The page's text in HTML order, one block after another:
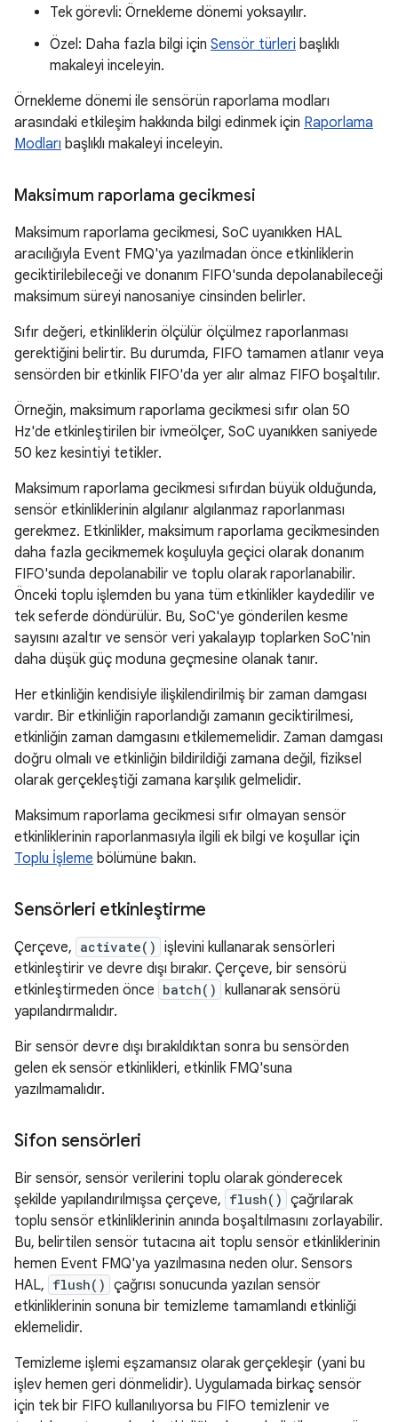
Tek görevli: Örnekleme dönemi yoksayılır.
Özel: Daha fazla bilgi için Sensör türleri başlıklı
makaleyi inceleyin.
Örnekleme dönemi ile sensörün raporlama modları
arasındaki etkileşim hakkında bilgi edinmek için Raporlama
Modları başlıklı makaleyi inceleyin.
Maksimum raporlama gecikmesi
Maksimum raporlama gecikmesi, SoC uyanıkken HAL
aracılığıyla Event FMQ'ya yazılmadan önce etkinliklerin
geciktirilebileceği ve donanım FIFO'sunda depolanabileceği
maksimum süreyi nanosaniye cinsinden belirler.
Sıfır değeri, etkinliklerin ölçülür ölçülmez raporlanması
gerektiğini belirtir. Bu durumda, FIFO tamamen atlanır veya
sensörden bir etkinlik FIFO'da yer alır almaz FIFO boşaltılır.
Örneğin, maksimum raporlama gecikmesi sıfır olan 50
Hz'de etkinleştirilen bir ivmeölçer, SoC uyanıkken saniyede
50 kez kesintiyi tetikler.
Maksimum raporlama gecikmesi sıfırdan büyük olduğunda,
sensör etkinliklerinin algılanır algılanmaz raporlanması
gerekmez. Etkinlikler, maksimum raporlama gecikmesinden
daha fazla gecikmemek koşuluyla geçici olarak donanım
FIFO'sunda depolanabilir ve toplu olarak raporlanabilir.
Önceki toplu işlemden bu yana tüm etkinlikler kaydedilir ve
tek seferde döndürülür. Bu, SoC'ye gönderilen kesme
sayısını azaltır ve sensör veri yakalayıp toplarken SoC'nin
daha düşük güç moduna geçmesine olanak tanır.
Her etkinliğin kendisiyle ilişkilendirilmiş bir zaman damgası
vardır. Bir etkinliğin raporlandığı zamanın geciktirilmesi,
etkinliğin zaman damgasını etkilememelidir. Zaman damgası
doğru olmalı ve etkinliğin bildirildiği zamana değil, fiziksel
olarak gerçekleştiği zamana karşılık gelmelidir.
Maksimum raporlama gecikmesi sıfır olmayan sensör
etkinliklerinin raporlanmasıyla ilgili ek bilgi ve koşullar için
Toplu İşleme bölümüne bakın.
Sensörleri etkinleştirme
Çerçeve, activate() işlevini kullanarak sensörleri
etkinleştirir ve devre dışı bırakır. Çerçeve, bir sensörü
etkinleştirmeden önce batch() kullanarak sensörü
yapılandırmalıdır.
Bir sensör devre dışı bırakıldıktan sonra bu sensörden
gelen ek sensör etkinlikleri, etkinlik FMQ'suna
yazılmamalıdır.
Sifon sensörleri
Bir sensör, sensör verilerini toplu olarak gönderecek
şekilde yapılandırılmışsa çerçeve, flush() çağrılarak
toplu sensör etkinliklerinin anında boşaltılmasını zorlayabilir.
Bu, belirtilen sensör tutacına ait toplu sensör etkinliklerinin
hemen Event FMQ'ya yazılmasına neden olur. Sensors
HAL, flush() çağrısı sonucunda yazılan sensör
etkinliklerinin sonuna bir temizleme tamamlandı etkinliği
eklemelidir.
Temizleme işlemi eşzamansız olarak gerçekleşir (yani bu
işlev hemen geri dönmelidir). Uygulamada birkaç sensör
için tek bir FIFO kullanılıyorsa bu FIFO temizlenir ve